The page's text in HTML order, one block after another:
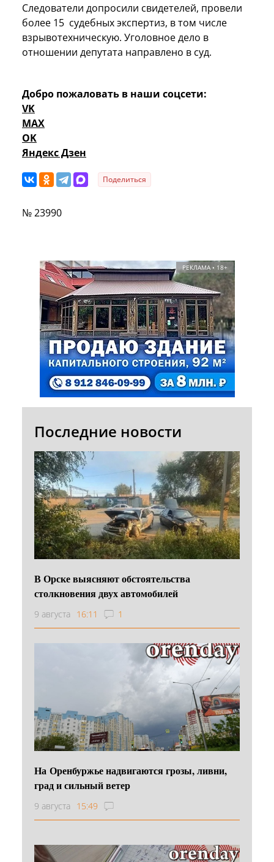
Следователи допросили свидетелей, провели
более 15 судебных экспертиз, в том числе
взрывотехническую. Уголовное дело в
отношении депутата направлено в суд.
Добро пожаловать в наши соцсети:
VK
MAX
OK
Яндекс Дзен
Поделиться
№ 23990
РЕКЛАМА • 18+
Последние новости
В Орске выясняют обстоятельства
столкновения двух автомобилей
9 августа 16:11 1
На Оренбуржье надвигаются грозы, ливни,
град и сильный ветер
9 августа 15:49